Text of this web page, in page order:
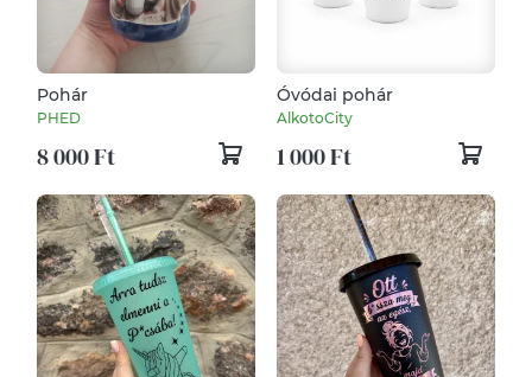
Pohár
PHED
8 000 Ft
Óvódai pohár
AlkotoCity
1 000 Ft